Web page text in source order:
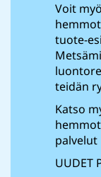
Voit
tuote-
teidän
Katso
palvelut
UUDET